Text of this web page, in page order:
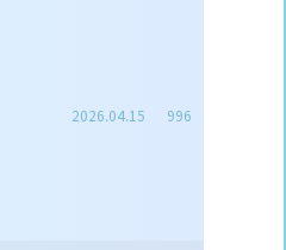
2026.04.15 996